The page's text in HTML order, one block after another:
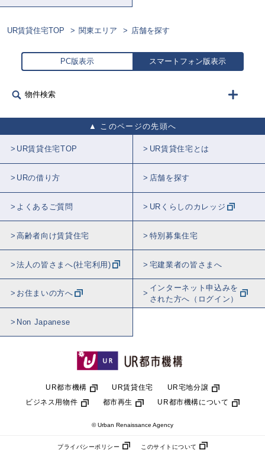
UR賃貸住宅TOP 関東エリア 店舗を探す
PC版表示 スマートフォン版表示
物件検索
このページの先頭へ
UR賃貸住宅TOP UR賃貸住宅とは
URの借り方 店舗を探す
よくあるご質問 URくらしのカレッジ
高齢者向け賃貸住宅 特別募集住宅
法人の皆さまへ(社宅利用) 宅建業者の皆さまへ
お住まいの方へ
インターネット申込みを
された方へ（ログイン）
Non Japanese
UR都市機構 UR賃貸住宅
UR宅地分譲
ビジネス用物件
都市再生 UR都市機構について
© Urban Renaissance Agency
プライバシーポリシー このサイトについて